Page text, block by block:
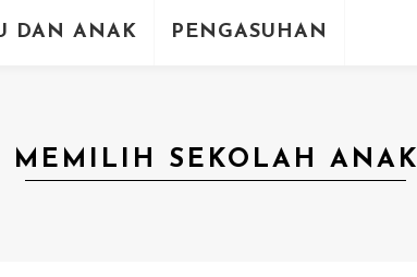
DAN ANAK PENGASUHAN
MEMILIH SEKOLAH ANAK